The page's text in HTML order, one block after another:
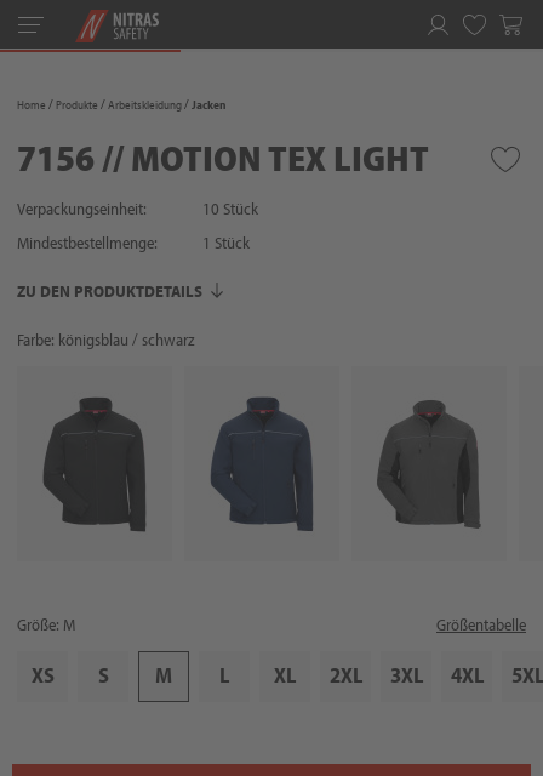
Toggle
navigation
Home Produkte Arbeitskleidung Jacken
7156 // MOTION TEX LIGHT
Verpackungseinheit:
10 Stück
Mindestbestellmenge:
1 Stück
ZU DEN PRODUKTDETAILS
Farbe: königsblau / schwarz
Größe: M Größentabelle
XS S M L XL 2XL 3XL 4XL 5XL